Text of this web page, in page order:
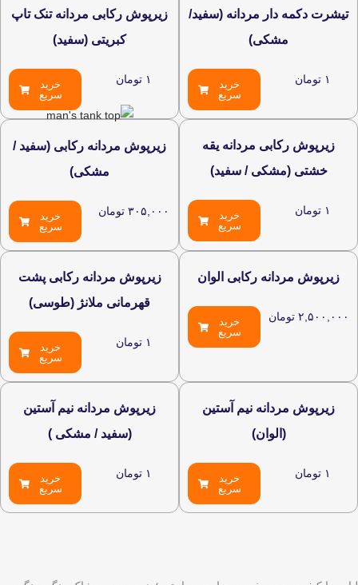
دار مردانه (سفید/
خرید
زیرپوش رکابی مردانه تنک تاپ
کبریتی (سفید)
تومان
خرید
مردانه یقه
/ سفید)
خرید
زیرپوش مردانه رکابی (سفید /
۳۰۵,۰۰۰ تومان
خرید
رکابی الوان
خرید
زیرپوش مردانه رکابی پشت
قهرمانی ملانژ (طوسی)
۱ تومان
خرید
نیم آستین
خرید
زیرپوش مردانه نیم آستین
(سفید / مشکی )
تومان
خرید